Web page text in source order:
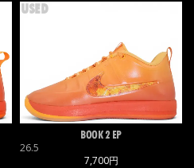
USED
BOOK 2 EP
26.5
7,700円